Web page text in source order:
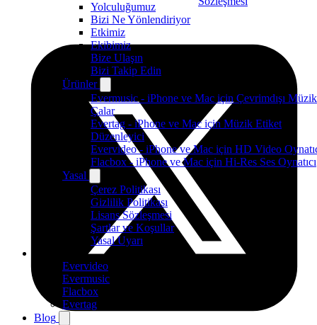
Yolculuğumuz
Bizi Ne Yönlendiriyor
Etkimiz
Ekibimiz
Bize Ulaşın
Bizi Takip Edin
Ürünler
Evermusic - iPhone ve Mac için Çevrimdışı Müzik
Çalar
Evertag - iPhone ve Mac için Müzik Etiket
Düzenleyici
Evervideo - iPhone ve Mac için HD Video
Flacbox - iPhone ve Mac için Hi-Res Ses Oynatıcı
Yasal
Çerez Politikası
Gizlilik Politikası
Lisans Sözleşmesi
Şartlar ve Koşullar
Yasal Uyarı
Evervideo
Evermusic
Flacbox
Evertag
Blog